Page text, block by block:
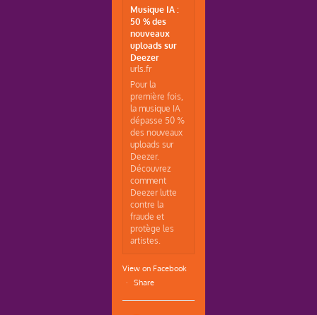
Musique IA :
50 % des
nouveaux
uploads sur
Deezer
urls.fr
Pour la
première fois,
la musique IA
dépasse 50 %
des nouveaux
uploads sur
Deezer.
Découvrez
comment
Deezer lutte
contre la
fraude et
protège les
artistes.
View on Facebook
·
Share